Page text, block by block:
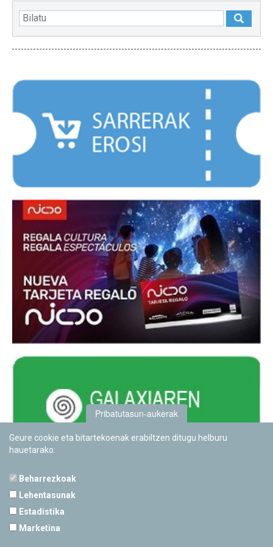
Pribatutasun-aukerak
Geure cookie eta bitartekoenak erabiltzen ditugu helburu
hauetarako:
Beharrezkoak
Lehentasunak
Estadistika
Marketina